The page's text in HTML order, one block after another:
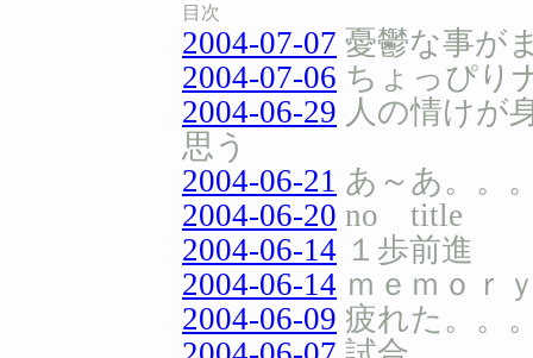
目次
2004-07-07 憂鬱な事が
2004-07-06 ちょっぴり
2004-06-29 人の情けが
思う
2004-06-21 あ～あ。。
2004-06-20 no title
2004-06-14 １歩前進
2004-06-14 ｍｅｍｏｒ
2004-06-09 疲れた。。